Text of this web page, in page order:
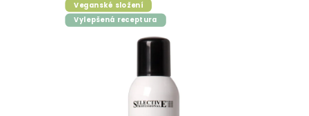
Veganské složení
Vylepšená receptura